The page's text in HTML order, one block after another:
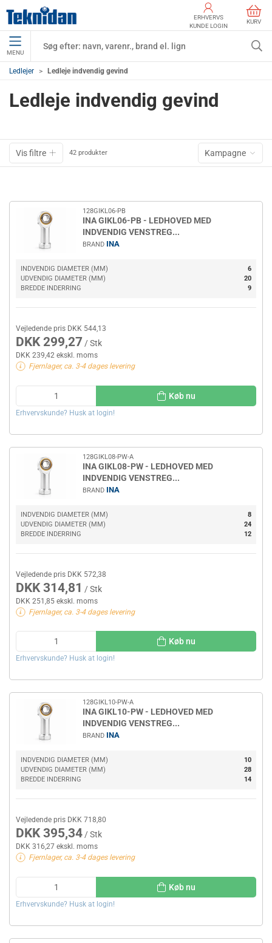
ERHVERVS
KUNDE LOGIN
KURV
MENU
Ledlejer Ledleje indvendig gevind
Ledleje indvendig gevind
Vis filtre 42 produkter Kampagne
128GIKL06-PB
INA GIKL06-PB - LEDHOVED MED
INDVENDIG VENSTREG...
BRAND INA
INDVENDIG DIAMETER (MM)
6
UDVENDIG DIAMETER (MM)
20
BREDDE INDERRING
9
Vejledende pris DKK 544,13
DKK 299,27 / Stk
DKK 239,42 ekskl. moms
Fjernlager, ca. 3-4 dages levering
Køb nu
Erhvervskunde? Husk at login!
128GIKL08-PW-A
INA GIKL08-PW - LEDHOVED MED
INDVENDIG VENSTREG...
BRAND INA
INDVENDIG DIAMETER (MM)
8
UDVENDIG DIAMETER (MM)
24
BREDDE INDERRING
12
Vejledende pris DKK 572,38
DKK 314,81 / Stk
DKK 251,85 ekskl. moms
Fjernlager, ca. 3-4 dages levering
Køb nu
Erhvervskunde? Husk at login!
128GIKL10-PW-A
INA GIKL10-PW - LEDHOVED MED
INDVENDIG VENSTREG...
BRAND INA
INDVENDIG DIAMETER (MM)
10
UDVENDIG DIAMETER (MM)
28
BREDDE INDERRING
14
Vejledende pris DKK 718,80
DKK 395,34 / Stk
DKK 316,27 ekskl. moms
Fjernlager, ca. 3-4 dages levering
Køb nu
Erhvervskunde? Husk at login!